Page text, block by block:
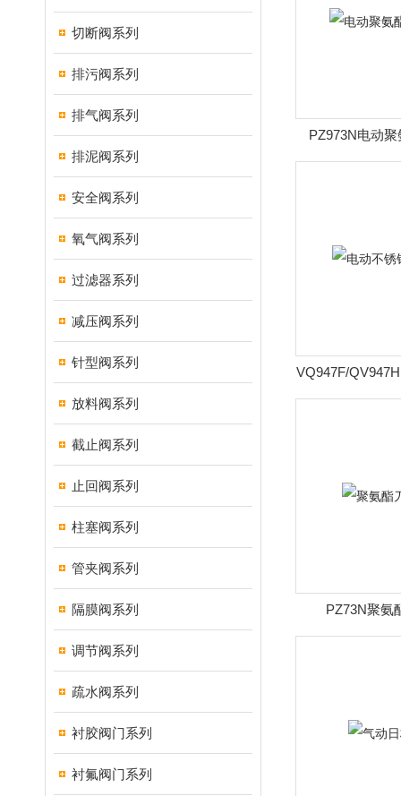
切断阀系列
排污阀系列
排气阀系列
排泥阀系列
安全阀系列
氧气阀系列
过滤器系列
减压阀系列
针型阀系列
放料阀系列
截止阀系列
止回阀系列
柱塞阀系列
管夹阀系列
隔膜阀系列
调节阀系列
疏水阀系列
衬胶阀门系列
衬氟阀门系列
PZ973N电动
VQ947F/
球
PZ73N聚氨